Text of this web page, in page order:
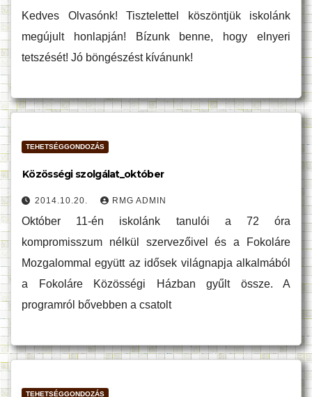
Kedves Olvasónk! Tisztelettel köszöntjük iskolánk
megújult honlapján! Bízunk benne, hogy elnyeri
tetszését! Jó böngészést kívánunk!
TEHETSÉGGONDOZÁS
Közösségi szolgálat_október
2014.10.20. RMG ADMIN
Október 11-én iskolánk tanulói a 72 óra
kompromisszum nélkül szervezőivel és a Fokoláre
Mozgalommal együtt az idősek világnapja alkalmából
a Fokoláre Közösségi Házban gyűlt össze. A
programról bővebben a csatolt
TEHETSÉGGONDOZÁS